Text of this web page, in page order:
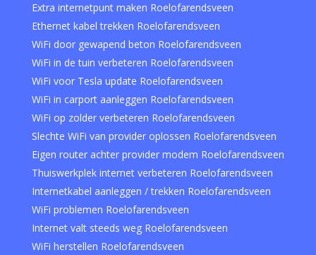
Extra internetpunt maken Roelofarendsveen
Ethernet kabel trekken Roelofarendsveen
WiFi door gewapend beton Roelofarendsveen
WiFi in de tuin verbeteren Roelofarendsveen
WiFi voor Tesla update Roelofarendsveen
WiFi in carport aanleggen Roelofarendsveen
WiFi op zolder verbeteren Roelofarendsveen
Slechte WiFi van provider oplossen Roelofarendsveen
Eigen router achter provider modem Roelofarendsveen
Thuiswerkplek internet verbeteren Roelofarendsveen
Internetkabel aanleggen / trekken Roelofarendsveen
WiFi problemen Roelofarendsveen
Internet valt steeds weg Roelofarendsveen
WiFi herstellen Roelofarendsveen